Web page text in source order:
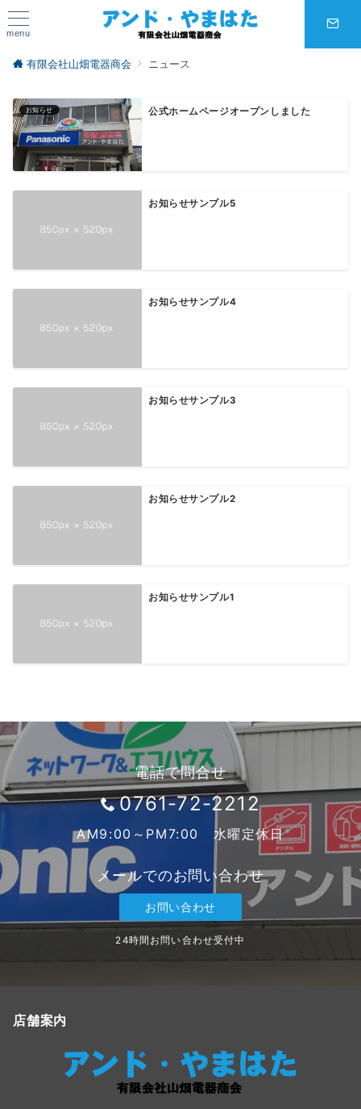
menu
有限会社山畑電器商会 ニュース
お知らせ 公式ホームページオープンしました
お知らせサンプル5
お知らせサンプル4
お知らせサンプル3
お知らせサンプル2
お知らせサンプル1
電話で問合せ
0761-72-2212
AM9:00～PM7:00 水曜定休日
メールでのお問い合わせ
お問い合わせ
24時間お問い合わせ受付中
店舗案内